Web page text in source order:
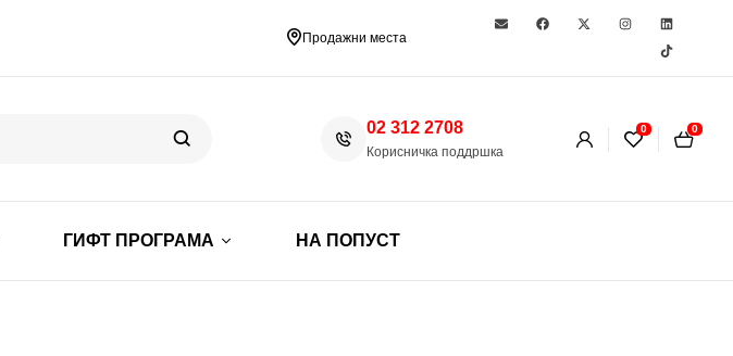
Продажни места
02 312 2708
Корисничка поддршка
0 0
ГИФТ ПРОГРАМА НА ПОПУСТ